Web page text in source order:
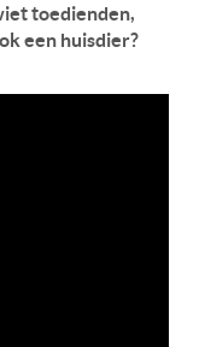
toedienden,
een huisdier?